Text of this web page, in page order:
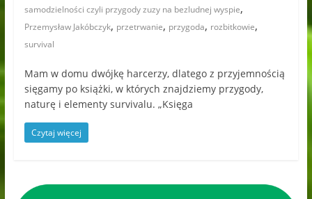
samodzielności czyli przygody zuzy na bezludnej wyspie,
Przemysław Jakóbczyk, przetrwanie, przygoda, rozbitkowie,
survival
Mam w domu dwójkę harcerzy, dlatego z przyjemnością
sięgamy po książki, w których znajdziemy przygody,
naturę i elementy survivalu. „Księga
Czytaj więcej